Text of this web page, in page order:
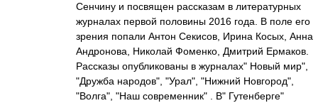
Сенчину и посвящен рассказам в литературных
журналах первой половины 2016 года. В поле его
зрения попали Антон Секисов, Ирина Косых, Анна
Андронова, Николай Фоменко, Дмитрий Ермаков.
Рассказы опубликованы в журналах" Новый мир",
"Дружба народов", "Урал", "Нижний Новгород",
"Волга", "Наш современник" . В" Гутенберге"